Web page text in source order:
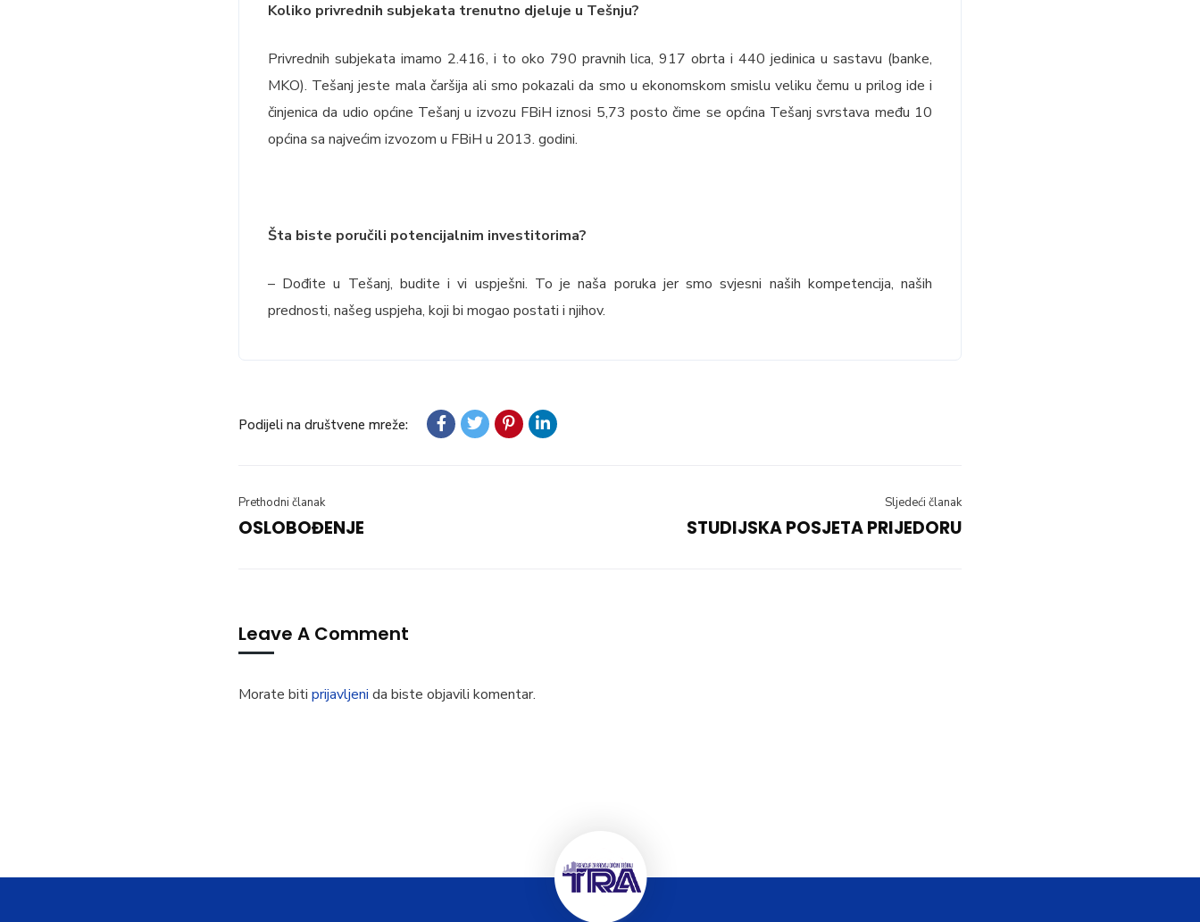
Koliko privrednih subjekata trenutno djeluje u Tešnju?
Privrednih subjekata imamo 2.416, i to oko 790 pravnih lica, 917 obrta i 440 jedinica u sastavu (banke,
MKO). Tešanj jeste mala čaršija ali smo pokazali da smo u ekonomskom smislu veliku čemu u prilog ide i
činjenica da udio općine Tešanj u izvozu FBiH iznosi 5,73 posto čime se općina Tešanj svrstava među 10
općina sa najvećim izvozom u FBiH u 2013. godini.
Šta biste poručili potencijalnim investitorima?
– Dođite u Tešanj, budite i vi uspješni. To je naša poruka jer smo svjesni naših kompetencija, naših
prednosti, našeg uspjeha, koji bi mogao postati i njihov.
Podijeli na društvene mreže:
Prethodni članak
OSLOBOĐENJE
Sljedeći članak
STUDIJSKA POSJETA PRIJEDORU
Leave A Comment
Morate biti prijavljeni da biste objavili komentar.